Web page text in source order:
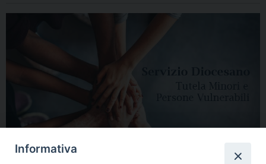
Informativa